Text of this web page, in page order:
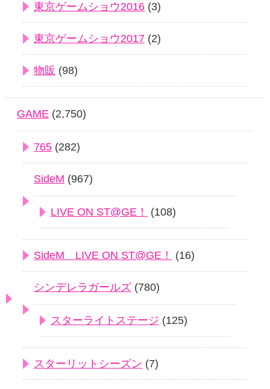
東京ゲームショウ2016 (3)
東京ゲームショウ2017 (2)
物販 (98)
GAME (2,750)
765 (282)
SideM (967)
LIVE ON ST@GE！ (108)
SideM LIVE ON ST@GE！ (16)
シンデレラガールズ (780)
スターライトステージ (125)
スターリットシーズン (7)